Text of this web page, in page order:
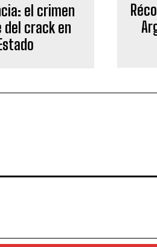
el crimen
del crack en